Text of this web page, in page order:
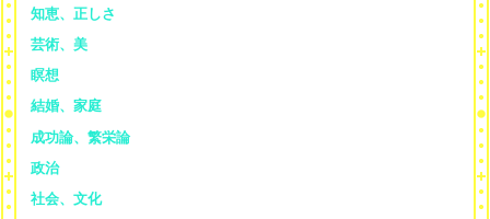
知恵、正しさ
芸術、美
瞑想
結婚、家庭
成功論、繁栄論
政治
社会、文化